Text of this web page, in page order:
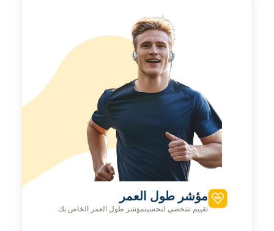
مؤشر طول العمر
تقييم شخصي لتحسينمؤشر طول العمر الخاص بك.